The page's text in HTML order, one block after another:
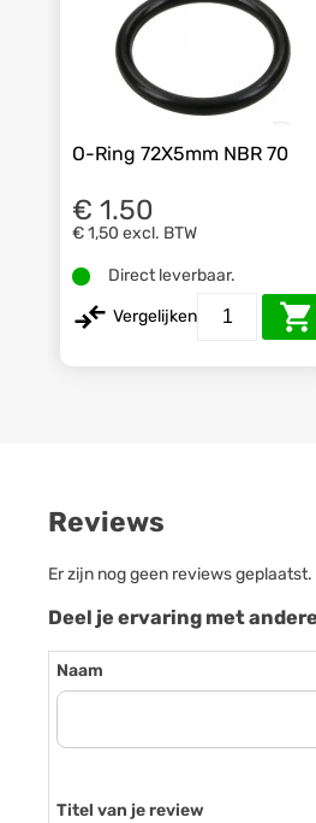
O-Ring 72X5mm NBR 70
€ 1.50
€ 1,50 excl. BTW
Direct leverbaar.
Vergelijken
Reviews
Er zijn nog geen reviews
Deel je ervaring met
Naam
Titel van je review